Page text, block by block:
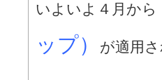
いよいよ４月か
ップ）
が適用